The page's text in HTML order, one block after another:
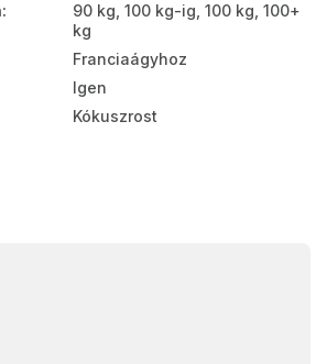
:
90 kg, 100 kg-ig, 100 kg, 100+
kg
Franciaágyhoz
Igen
Kókuszrost